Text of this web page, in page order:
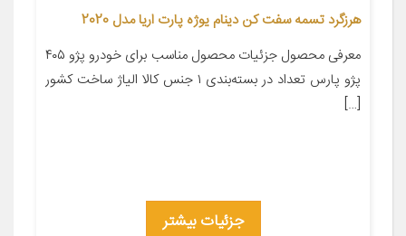
هرزگرد تسمه سفت کن دینام یوژه پارت اریا مدل 2020
معرفی محصول جزئیات محصول مناسب برای خودرو پژو ۴۰۵
پژو پارس تعداد در بسته‌بندی ۱ جنس کالا الیاژ ساخت کشور
[…]
جزئیات بیشتر